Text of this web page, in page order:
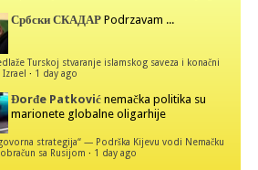
Србски СКАДАР Podrzavam ...
Turskoj stvaranje islamskog saveza i konačni
Izrael · 1 day ago
Đorđe Patković nemačka politika su
marionete globalne oligarhije
strategija“ — Podrška Kijevu vodi Nemačku
sa Rusijom · 1 day ago